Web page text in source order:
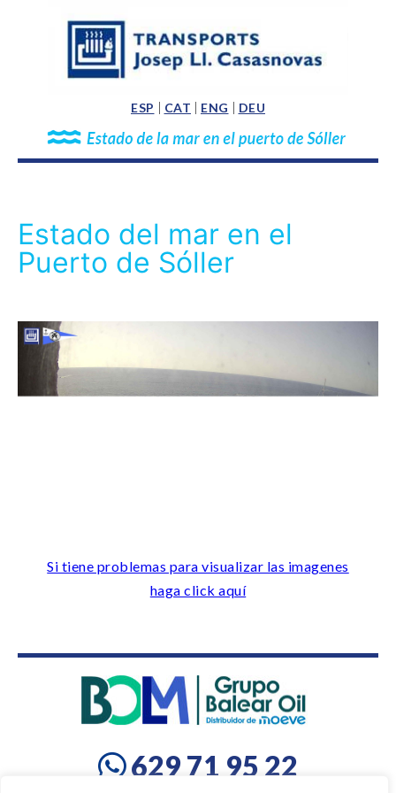
ESP CAT ENG DEU
Estado del mar en el
Puerto de Sóller
Si tiene problemas para visualizar las imagenes
haga click aquí
629 71 95 22